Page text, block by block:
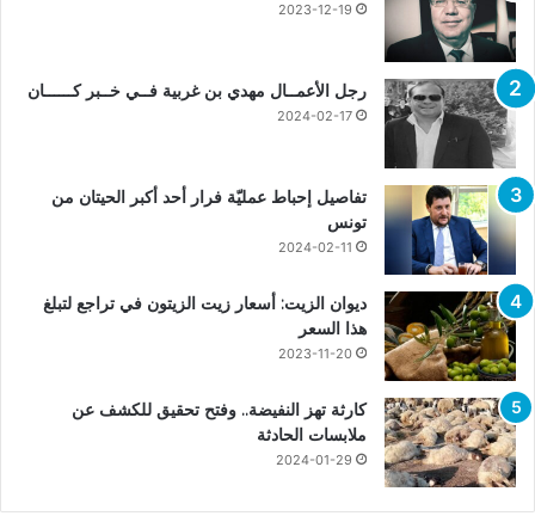
2023-12-19
رجل الأعمــال مهدي بن غربية فــي خــبر كــــــان
2024-02-17
تفاصيل إحباط عمليّة فرار أحد أكبر الحيتان من
تونس
2024-02-11
ديوان الزيت: أسعار زيت الزيتون في تراجع لتبلغ
هذا السعر
2023-11-20
كارثة تهز النفيضة.. وفتح تحقيق للكشف عن
ملابسات الحادثة
2024-01-29